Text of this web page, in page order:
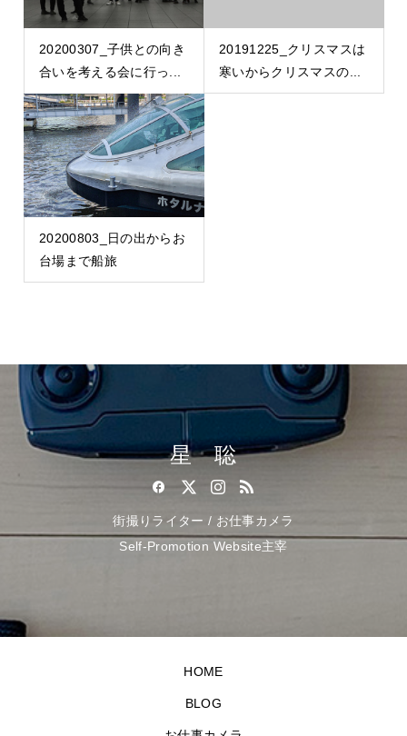
20200307_子供との向き
合いを考える会に行っ...
20191225_クリスマスは
寒いからクリスマスの...
20200803_日の出からお
台場まで船旅
星 聡
街撮りライター / お仕事カメラ
Self-Promotion Website主宰
HOME
BLOG